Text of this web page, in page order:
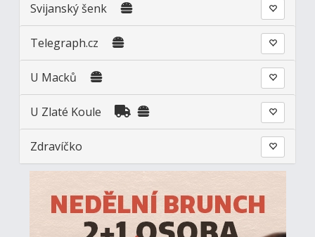
Svijanský šenk
Telegraph.cz
U Macků
U Zlaté Koule
Zdravíčko